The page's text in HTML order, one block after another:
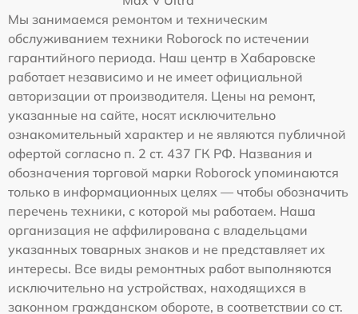
Мы занимаемся ремонтом и техническим
обслуживанием техники Roborock по истечении
гарантийного периода. Наш центр в Хабаровске
работает независимо и не имеет официальной
авторизации от производителя. Цены на ремонт,
указанные на сайте, носят исключительно
ознакомительный характер и не являются публичной
офертой согласно п. 2 ст. 437 ГК РФ. Названия и
обозначения торговой марки Roborock упоминаются
только в информационных целях — чтобы обозначить
перечень техники, с которой мы работаем. Наша
организация не аффилирована с владельцами
указанных товарных знаков и не представляет их
интересы. Все виды ремонтных работ выполняются
исключительно на устройствах, находящихся в
законном гражданском обороте, в соответствии со ст.